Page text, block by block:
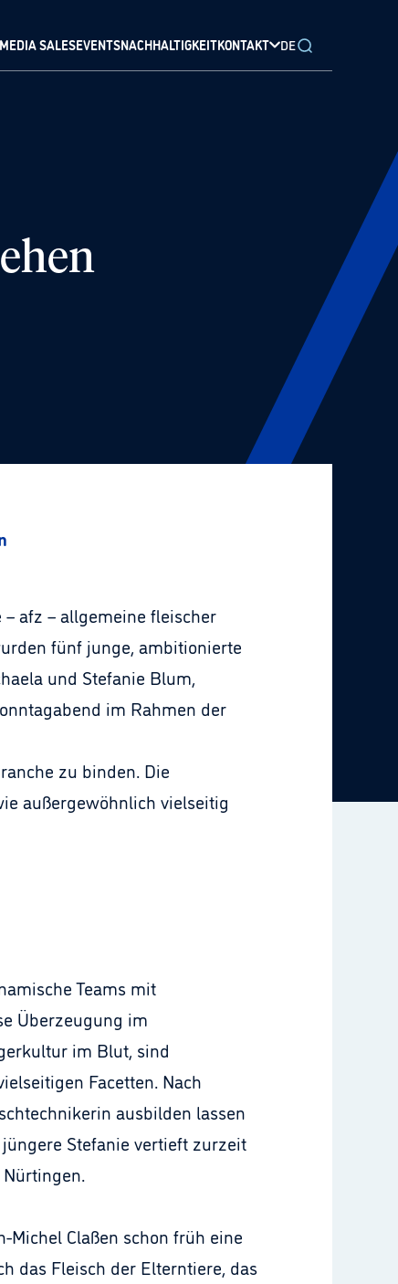
MEDIA SALESEVENTSNACHHALTIGKEITKONTAKT DE
afz – allgemeine fleischer
fünf junge, ambitionierte
und Stefanie Blum,
im Rahmen der
zu binden. Die
außergewöhnlich vielseitig
Teams mit
Überzeugung im
im Blut, sind
Facetten. Nach
ausbilden lassen
Stefanie vertieft zurzeit
Michel Claßen schon früh eine
das Fleisch der Elterntiere, das